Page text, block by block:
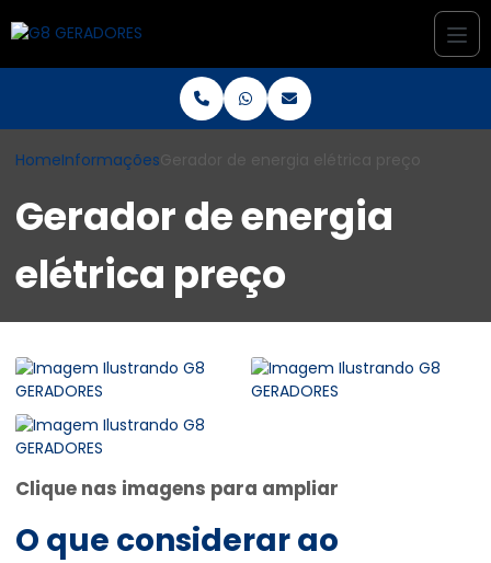
HomeInformações Gerador de energia elétrica preço
Gerador de energia
elétrica preço
Clique nas imagens para ampliar
O que considerar ao